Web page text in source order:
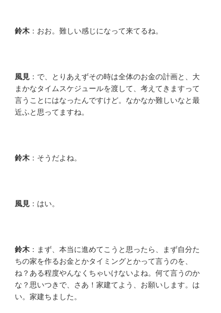
鈴木：おお。難しい感じになって来てるね。
風見 ：で、とりあえずその時は全体のお金の計画と、大
まかなタイムスケジュールを渡して、考えてきますって
言うことにはなったんですけど。なかなか難しいなと最
近ふと思ってますね。
鈴木：そうだよね。
風見 ：はい。
鈴木：まず、本当に進めてこうと思ったら、まず自分た
ちの家を作るお金とかタイミングとかって言うのを、
ね？ある程度やんなくちゃいけないよね。何て言うのか
な？思いつきで、さあ！家建てよう、お願いします。は
い。家建ちました。